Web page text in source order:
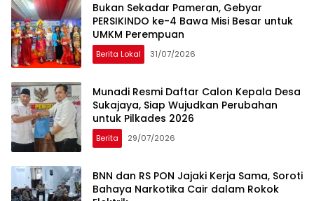
Bukan Sekadar Pameran, Gebyar
PERSIKINDO ke-4 Bawa Misi Besar untuk
UMKM Perempuan
Berita Lokal 31/07/2026
Munadi Resmi Daftar Calon Kepala Desa
Sukajaya, Siap Wujudkan Perubahan
untuk Pilkades 2026
Berita 29/07/2026
BNN dan RS PON Jajaki Kerja Sama, Soroti
Bahaya Narkotika Cair dalam Rokok